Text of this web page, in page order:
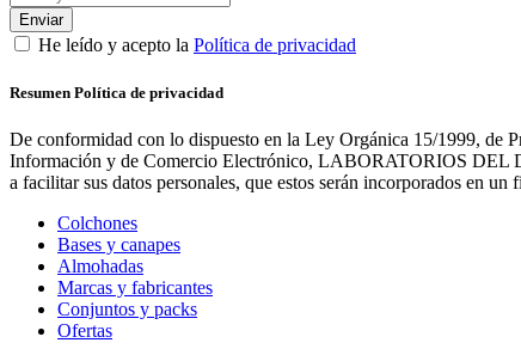
Enviar
He leído y acepto la Política de privacidad
Resumen Política de privacidad
De conformidad con lo dispuesto en la Ley Orgánica 15/1999, de
Información y de Comercio Electrónico, LABORATORIOS DEL
a facilitar sus datos personales, que estos serán incorporados en
Colchones
Bases y canapes
Almohadas
Marcas y fabricantes
Conjuntos y packs
Ofertas